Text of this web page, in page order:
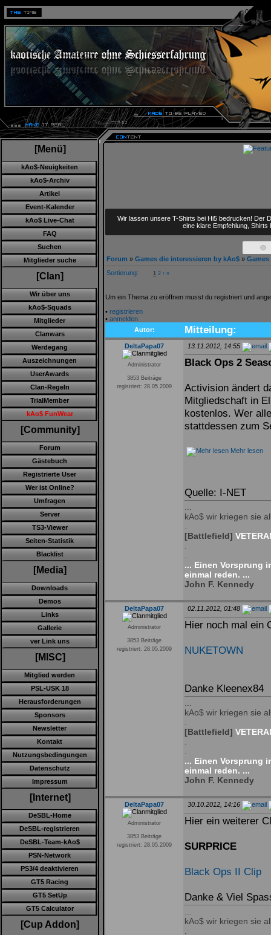
[Menü]
kAo$-Neuigkeiten
kAo$-Archiv
Artikel
Event-Kalender
kAo$ Live-Chat
FAQ
Suchen
Mitglieder suche
[Clan]
Wir über uns
kAo$-Squads
Mitglieder
Clanwars
Werdegang
Auszeichnungen
UserAwards
Clan-Regeln
TrialMember
kAo$ FunWear
[Community]
Forum
Gästebuch
Registrierte User
Wer ist Online?
Umfragen
Server
TS3-Viewer
Seiten-Statistik
Blacklist
[Media]
Downloads
Demos
Links
Gallerie
ver Link uns
[MISC]
Mitglied werden
PSL-USK 18
Herausforderungen
Sponsors
Newsletter
Kontakt
Nutzungsbedingungen
Datenschutz
Impressum
[Internet]
DeSBL-Home
DeSBL-registrieren
DeSBL-Team-kAo$
PSN-Network
PS3/4 deaktivieren
GT5 Racing
GT5 SetUp
GT5 Calculator
[Cup Addon]
Wir lassen unsere T-Shirts bei Hi5 bedrucken! Der
eine klare Empfehlung,
Forum » Games die interessieren by kAo$ »
Sortierung:
1 2 › »
Um ein Thema zu eröffnen musst du registriert und
• registrieren
• anmelden
Autor:
Mitteilung:
DeltaPapa07
Administrator
3853 Beiträge
registriert: 28.05.2009
13.11.2012, 14:55
Black Ops 2
Activision ändert
Mitgliedschaft in
kostenlos. Wer
stattdessen zum
Mehr lesen
Quelle: I-NET
kAo$ wir kriegen sie
[Battlefield]
... Einen Vorsprung
einmal reden. ...
John F. Kennedy
DeltaPapa07
Administrator
3853 Beiträge
registriert: 28.05.2009
02.11.2012, 01:48
Hier noch mal ein
NUKETOWN
Danke Kleenex84
kAo$ wir kriegen sie
[Battlefield]
... Einen Vorsprung
einmal reden. ...
John F. Kennedy
DeltaPapa07
Administrator
3853 Beiträge
registriert: 28.05.2009
30.10.2012, 14:16
Hier ein weiterer
SURPRICE
Black Ops II Clip
Danke & Viel
kAo$ wir kriegen sie